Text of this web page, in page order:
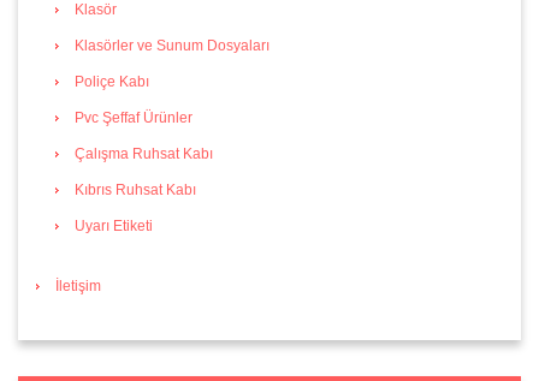
Klasör
Klasörler ve Sunum Dosyaları
Poliçe Kabı
Pvc Şeffaf Ürünler
Çalışma Ruhsat Kabı
Kıbrıs Ruhsat Kabı
Uyarı Etiketi
İletişim